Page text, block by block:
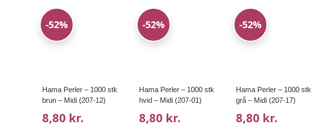
-52%
Hama Perler – 1000 stk
brun – Midi (207-12)
8,80 kr.
-52%
Hama Perler – 1000 stk
hvid – Midi (207-01)
8,80 kr.
-52%
Hama Perler – 1000 stk
grå – Midi (207-17)
8,80 kr.